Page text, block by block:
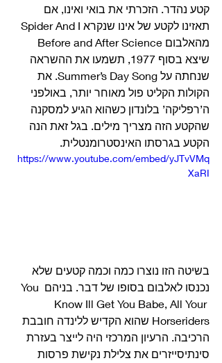
קטע נהדר. הזכרתי את בואי ואינו, אם
שיצא בסוף 1977, תשמעו את ההשראה
שנחתה על Summer’s Day Song. את
הקולות הקליט פול מאוחר יותר, באולפני
ה’רפליקה’ בלונדון כשהוא הגיע למסקנה
שהקטע הזה מצריך מילים. בגל זאת הנה
הקטע בגרסתו האינסטרומנטלית.
https://www.youtube.com/embed/yJTvVMq
XaRI
בשיטה הזו נוצרו כמה וכמה קטעים שלא
נכנסו לאלבום בסופו של דבר. בניהם You
Know Ill Get You Babe, All Your
Horseriders שהוא הקדיש ללינדה חובבת
הרכיבה. הרעיון המרכזי היה לייצר בעזרת
סינתיסייזרים את צלילת נקישת פרסות